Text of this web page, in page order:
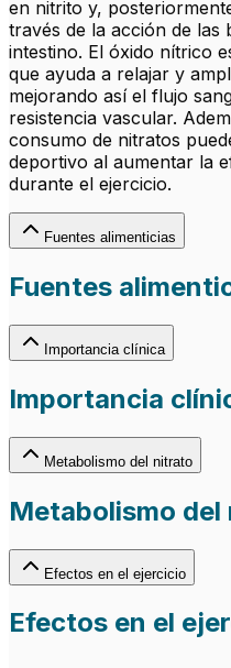
en nitrito y,
través de la acción de las
intestino. El óxido nítrico
que ayuda a relajar y
mejorando así el flujo
resistencia vascular.
consumo de nitratos
deportivo al aumentar la
durante el ejercicio.
Fuentes alimenticias
Fuentes
Importancia clínica
Importancia
Metabolismo del nitrato
Metabolismo
Efectos en el ejercicio
Efectos en el